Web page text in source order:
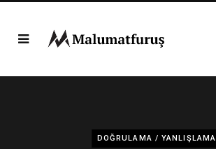
DOĞRULAMA / YANLIŞLAMA